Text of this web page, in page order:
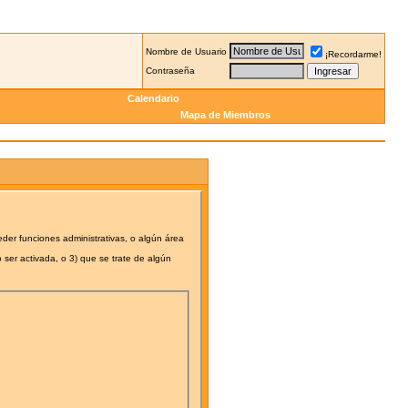
Nombre de Usuario
¡Recordarme!
Contraseña
Calendario
Mapa de Miembros
funciones administrativas, o algún área
activada, o 3) que se trate de algún